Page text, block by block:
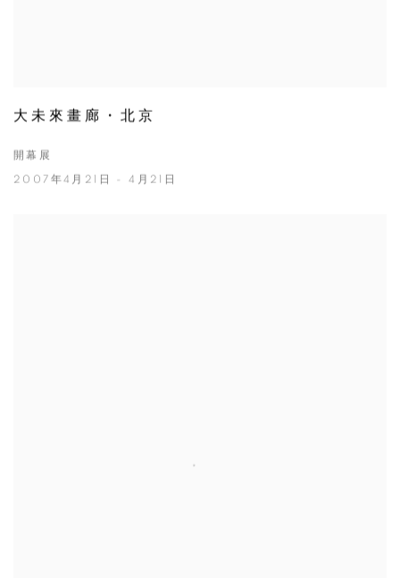
大未來畫廊・北京
開幕展
2007年4月21日 - 4月21日